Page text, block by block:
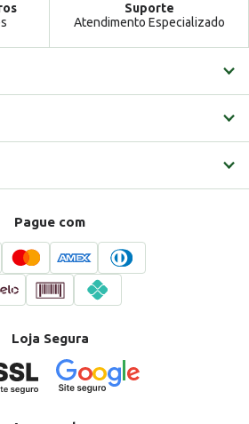
Suporte
Atendimento Especializado
Pague com
Loja Segura